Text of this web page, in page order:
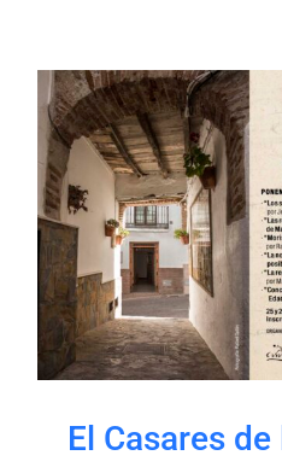
El Casares
XVI y XVII
VII
El Casares